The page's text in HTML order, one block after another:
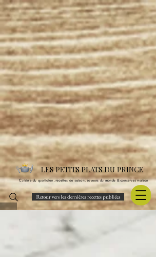
LES PETITS PLATS DU PRINCE
Cuisine du quotidien, recettes de saison, saveurs du monde & conserves maison
Retour vers les dernières recettes publiées